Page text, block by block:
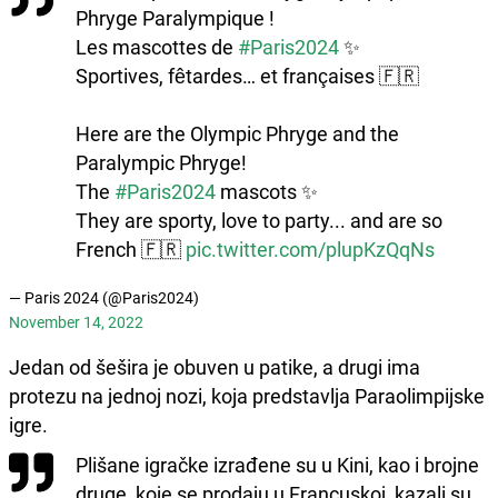
Phryge Paralympique !
Les mascottes de #Paris2024✨
Sportives, fêtardes… et françaises 🇫🇷
Here are the Olympic Phryge and the
Paralympic Phryge!
The #Paris2024 mascots ✨
They are sporty, love to party... and are so
French 🇫🇷 pic.twitter.com/plupKzQqNs
— Paris 2024 (@Paris2024)
November 14, 2022
Jedan od šešira je obuven u patike, a drugi ima
protezu na jednoj nozi, koja predstavlja Paraolimpijske
igre.
Plišane igračke izrađene su u Kini, kao i brojne